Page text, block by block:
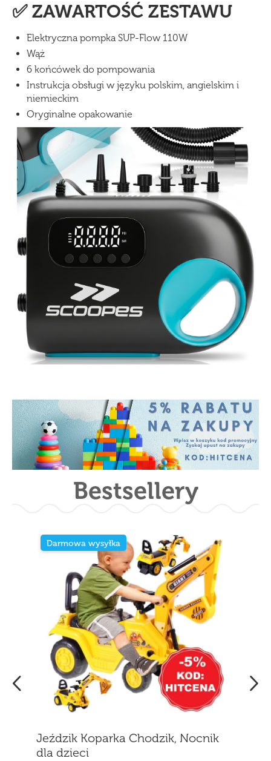
✅ ZAWARTOŚĆ ZESTAWU
Elektryczna pompka SUP-Flow 110W
Wąż
6 końcówek do pompowania
Instrukcja obsługi w języku polskim, angielskim i
niemieckim
Oryginalne opakowanie
Bestsellery
Darmowa wysyłka
Jeździk Koparka Chodzik, Nocnik
dla dzieci